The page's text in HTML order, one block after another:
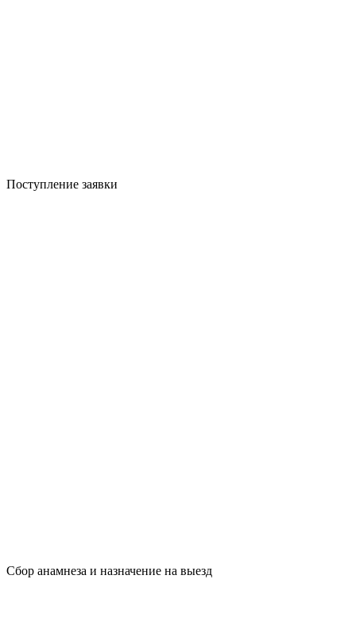
Поступление заявки
Сбор анамнеза и назначение на выезд